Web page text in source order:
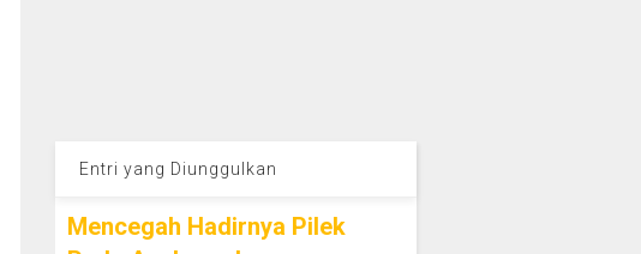
Entri yang Diunggulkan
Mencegah Hadirnya Pilek